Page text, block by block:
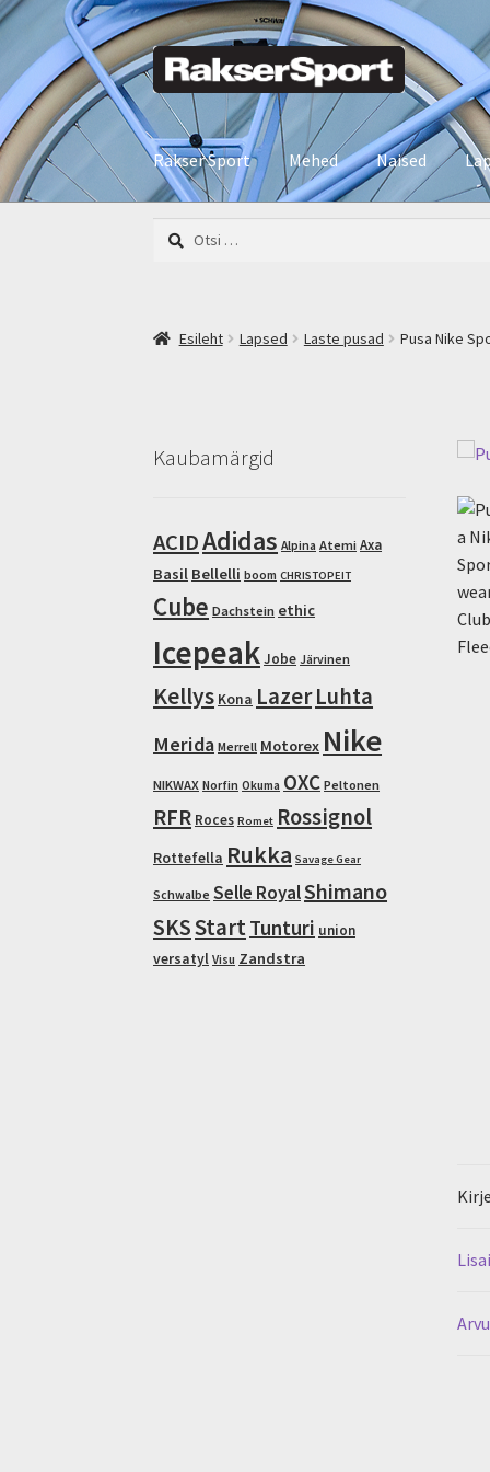
Liigu
navigeerimisele
Liigu
sisu
juurde
Rakser Sport Mehed Naised
Otsi:
Esileht Lapsed Laste pusad Pusa Nike
Kaubamärgid
ACIDAdidas Alpina Atemi Axa
Basil Bellelli boom CHRISTOPEIT
Cube Dachstein ethic
IcepeakJobe Järvinen
Kellys Kona LazerLuhta
Merida Merrell Motorex Nike
NIKWAX Norfin Okuma OXC Peltonen
RFR Roces Romet Rossignol
Rottefella Rukka Savage Gear
Schwalbe Selle RoyalShimano
SKSStartTunturi union
versatyl Visu Zandstra